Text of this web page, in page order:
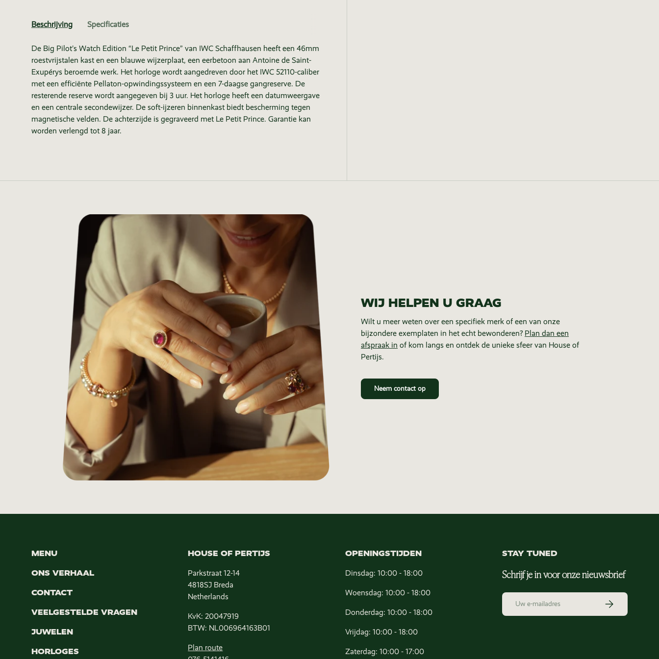
Beschrijving Specificaties
De Big Pilot’s Watch Edition “Le Petit Prince” van IWC Schaffhausen heeft een 46mm
roestvrijstalen kast en een blauwe wijzerplaat, een eerbetoon aan Antoine de Saint-
Exupérys beroemde werk. Het horloge wordt aangedreven door het IWC 52110-caliber
met een efficiënte Pellaton-opwindingssysteem en een 7-daagse gangreserve. De
resterende reserve wordt aangegeven bij 3 uur. Het horloge heeft een datumweergave
en een centrale secondewijzer. De soft-ijzeren binnenkast biedt bescherming tegen
magnetische velden. De achterzijde is gegraveerd met Le Petit Prince. Garantie kan
worden verlengd tot 8 jaar.
WIJ HELPEN U GRAAG
Wilt u meer weten over een specifiek merk of een van onze
bijzondere exemplaten in het echt bewonderen? Plan dan een
afspraak in of kom langs en ontdek de unieke sfeer van House of
Pertijs.
Neem contact op
MENU
ONS VERHAAL
CONTACT
VEELGESTELDE VRAGEN
JUWELEN
HORLOGES
HOUSE OF PERTIJS
Parkstraat 12-14
4818SJ Breda
Netherlands
KvK: 20047919
BTW: NL006964163B01
Plan route
OPENINGSTIJDEN
Dinsdag: 10:00 - 18:00
Woensdag: 10:00 - 18:00
Donderdag: 10:00 - 18:00
Vrijdag: 10:00 - 18:00
Zaterdag: 10:00 - 17:00
STAY TUNED
Schrijf je in voor onze nieuwsbrief
E-mailadres Abonneer